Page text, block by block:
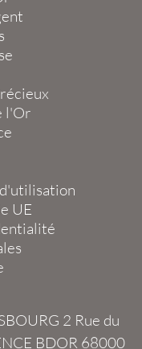
l'Or
UE
2 Rue du
BDOR 68000